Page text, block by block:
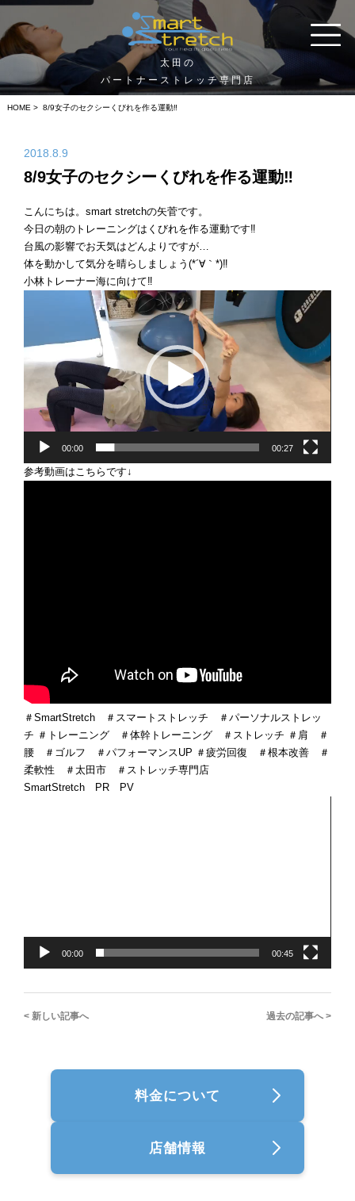
太田の
パートナーストレッチ専門店
HOME > 8/9女子のセクシーくびれを作る運動‼︎
2018.8.9
8/9女子のセクシーくびれを作る運動‼︎
こんにちは。smart stretchの矢菅です。
今日の朝のトレーニングはくびれを作る運動です‼︎
台風の影響でお天気はどんよりですが…
体を動かして気分を晴らしましょう(*´∀｀*)‼︎
小林トレーナー海に向けて‼︎
ー
ー
00:00 00:27
参考動画はこちらです↓
＃SmartStretch ＃スマートストレッチ ＃パーソナルストレッ
チ ＃トレーニング ＃体幹トレーニング ＃ストレッチ ＃肩 ＃
腰 ＃ゴルフ ＃パフォーマンスUP ＃疲労回復 ＃根本改善 ＃
柔軟性 ＃太田市 ＃ストレッチ専門店
SmartStretch PR PV
00:00 00:45
< 新しい記事へ 過去の記事へ >
料金について
店舗情報